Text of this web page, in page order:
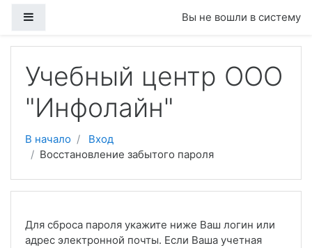
Вы не вошли в систему
Учебный центр ООО
"Инфолайн"
В начало
Вход
Восстановление забытого пароля
Для сброса пароля укажите ниже Ваш логин или
адрес электронной почты. Если Ваша учетная